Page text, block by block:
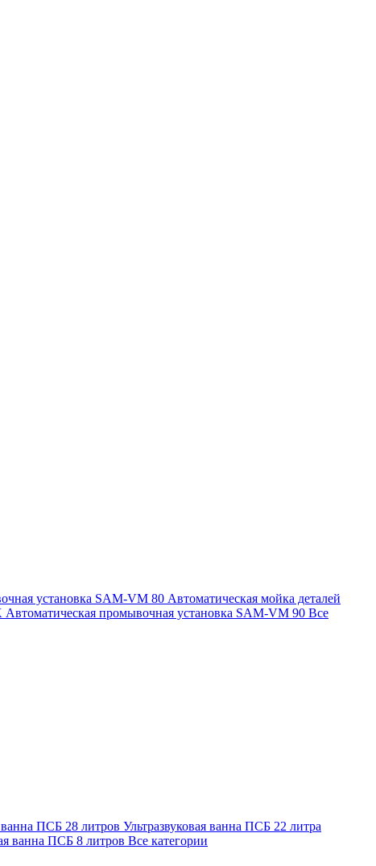
установка SAM-VM 80 Автоматическая мойка деталей
Автоматическая промывочная установка SAM-VM 90 Все
ванна ПСБ 28 литров Ультразвуковая ванна ПСБ 22 литра
ванна ПСБ 8 литров Все категории